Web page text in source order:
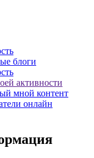
блоги
активности
мной контент
онлайн